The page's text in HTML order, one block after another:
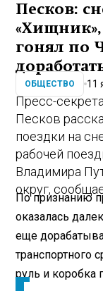
Песков:
гонял по
ОБЩЕСТВО 11
Пресс-
Песков
поездки на
рабочей
Владимира
округ,
По признанию
оказалась
еще
транспортного
руль и коробка